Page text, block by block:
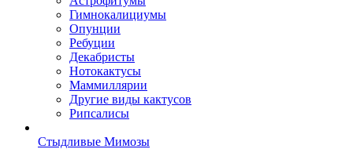
Гимнокалициумы
Опунции
Ребуции
Декабристы
Нотокактусы
Маммиллярии
Другие виды кактусов
Рипсалисы
Стыдливые Мимозы